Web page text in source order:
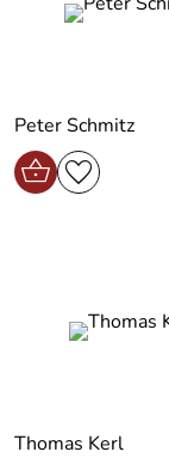
Peter Schmitz
Thomas Kerl